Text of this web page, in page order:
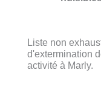
Liste non
d'extermination
activité à Marly.